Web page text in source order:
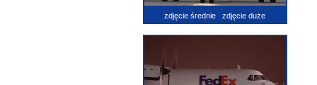
zdjęcie średnie zdjęcie duże